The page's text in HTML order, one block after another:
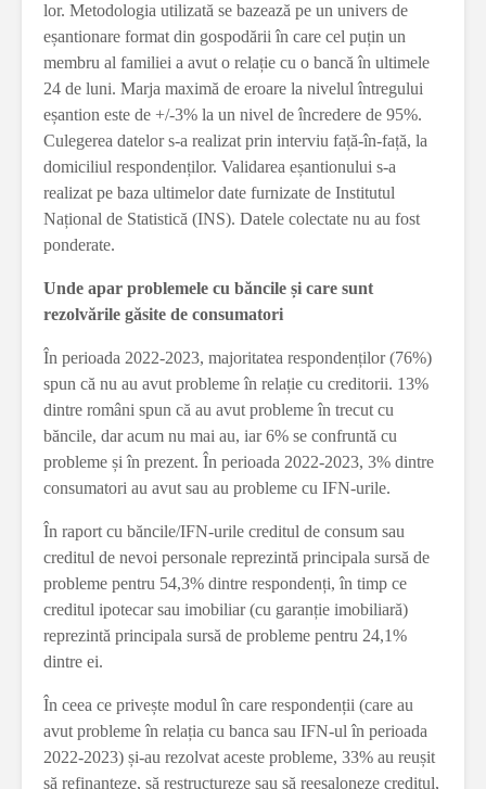
lor. Metodologia utilizată se bazează pe un univers de
eșantionare format din gospodării în care cel puțin un
membru al familiei a avut o relație cu o bancă în ultimele
24 de luni. Marja maximă de eroare la nivelul întregului
eșantion este de +/-3% la un nivel de încredere de 95%.
Culegerea datelor s-a realizat prin interviu față-în-față, la
domiciliul respondenților. Validarea eșantionului s-a
realizat pe baza ultimelor date furnizate de Institutul
Național de Statistică (INS). Datele colectate nu au fost
ponderate.
Unde apar problemele cu băncile și care sunt
rezolvările găsite de consumatori
În perioada 2022-2023, majoritatea respondenților (76%)
spun că nu au avut probleme în relație cu creditorii. 13%
dintre români spun că au avut probleme în trecut cu
băncile, dar acum nu mai au, iar 6% se confruntă cu
probleme și în prezent. În perioada 2022-2023, 3% dintre
consumatori au avut sau au probleme cu IFN-urile.
În raport cu băncile/IFN-urile creditul de consum sau
creditul de nevoi personale reprezintă principala sursă de
probleme pentru 54,3% dintre respondenți, în timp ce
creditul ipotecar sau imobiliar (cu garanție imobiliară)
reprezintă principala sursă de probleme pentru 24,1%
dintre ei.
În ceea ce privește modul în care respondenții (care au
avut probleme în relația cu banca sau IFN-ul în perioada
2022-2023) și-au rezolvat aceste probleme, 33% au reușit
să refinanțeze, să restructureze sau să reeșaloneze creditul,